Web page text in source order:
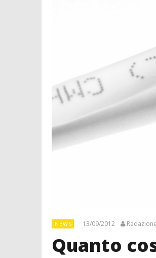
NEWS 13/09/2012 Redazione
Quanto